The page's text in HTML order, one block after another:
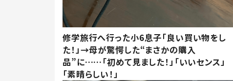
修学旅行へ行った小6息子「良い買い物をし
た！」→母が驚愕した“まさかの購入
品”に……「初めて見ました！」「いいセンス」
「素晴らしい！」